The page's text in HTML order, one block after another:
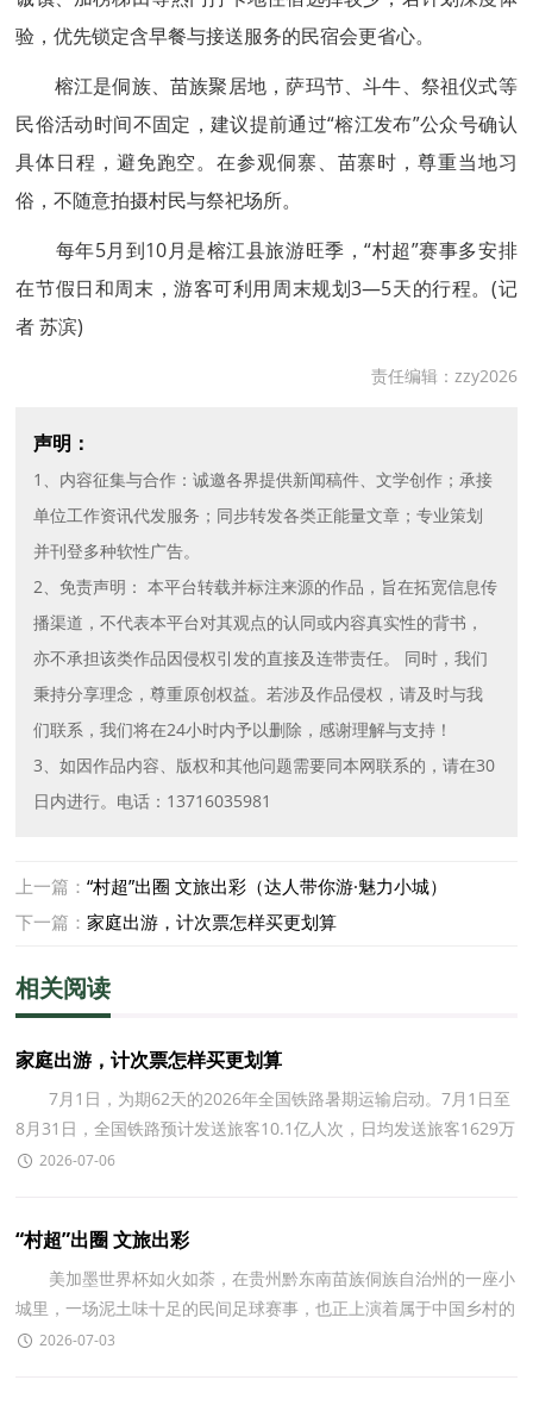
验，优先锁定含早餐与接送服务的民宿会更省心。
榕江是侗族、苗族聚居地，萨玛节、斗牛、祭祖仪式等
民俗活动时间不固定，建议提前通过“榕江发布”公众号确认
具体日程，避免跑空。在参观侗寨、苗寨时，尊重当地习
俗，不随意拍摄村民与祭祀场所。
每年5月到10月是榕江县旅游旺季，“村超”赛事多安排
在节假日和周末，游客可利用周末规划3—5天的行程。(记
者 苏滨)
责任编辑：zzy2026
声明：
1、内容征集与合作：诚邀各界提供新闻稿件、文学创作；承接
单位工作资讯代发服务；同步转发各类正能量文章；专业策划
并刊登多种软性广告。
2、免责声明： 本平台转载并标注来源的作品，旨在拓宽信息传
播渠道，不代表本平台对其观点的认同或内容真实性的背书，
亦不承担该类作品因侵权引发的直接及连带责任。 同时，我们
秉持分享理念，尊重原创权益。若涉及作品侵权，请及时与我
们联系，我们将在24小时内予以删除，感谢理解与支持！
3、如因作品内容、版权和其他问题需要同本网联系的，请在30
日内进行。电话：13716035981
上一篇：“村超”出圈 文旅出彩（达人带你游·魅力小城）
下一篇：家庭出游，计次票怎样买更划算
相关阅读
家庭出游，计次票怎样买更划算
7月1日，为期62天的2026年全国铁路暑期运输启动。7月1日至
8月31日，全国铁路预计发送旅客10.1亿人次，日均发送旅客1629万
人次。中国国家铁路集团有限公司安排开行亲子游、研
2026-07-06
“村超”出圈 文旅出彩
美加墨世界杯如火如荼，在贵州黔东南苗族侗族自治州的一座小
城里，一场泥土味十足的民间足球赛事，也正上演着属于中国乡村的
足球狂欢。 都柳江、寨蒿河、平永河三江交汇处
2026-07-03